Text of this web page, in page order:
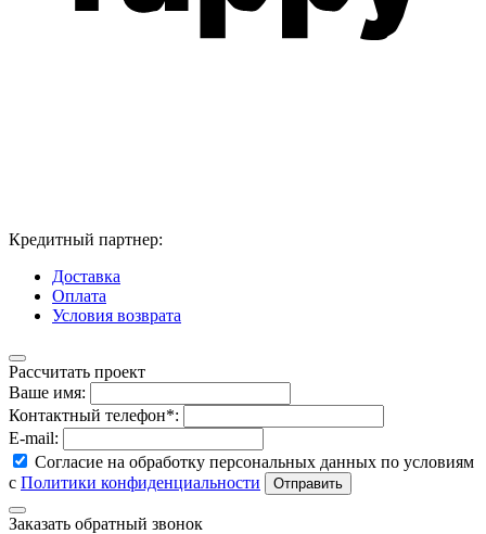
Кредитный партнер:
Доставка
Оплата
Условия возврата
Рассчитать проект
Ваше имя:
Контактный телефон*:
E-mail:
Согласие на обработку персональных данных по условиям
с Политики конфиденциальности
Заказать обратный звонок